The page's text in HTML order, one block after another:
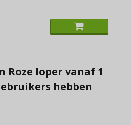
Roze loper vanaf 1
hebben